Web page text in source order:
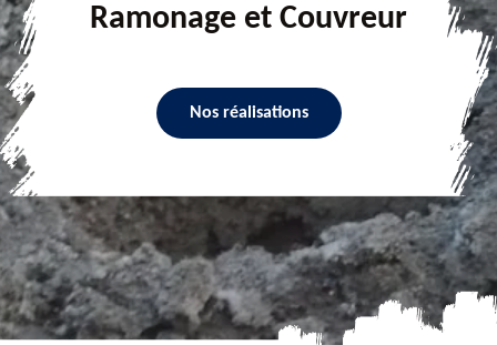
Ramonage et Couvreur
Nos réalisations